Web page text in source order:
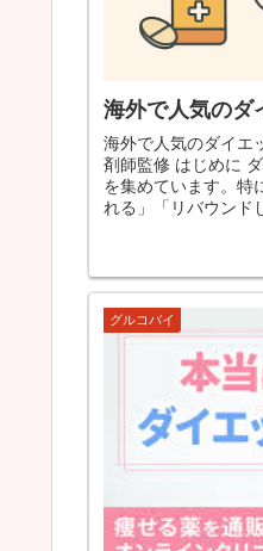
海外で人気のダ
海外で人気のダイエ
剤師監修 はじめに
を集めています。特
れる」「リバウンド
グルコバイ